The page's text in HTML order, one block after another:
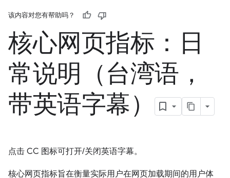
该内容对您有帮助吗？
核心网页指标：日
常说明（台湾语，
带英语字幕）
点击 CC 图标可打开/关闭英语字幕。
核心网页指标旨在衡量实际用户在网页加载期间的用户体